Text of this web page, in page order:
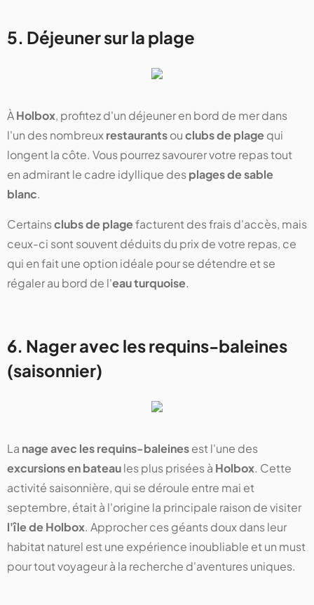
5. Déjeuner sur la plage
ÀHolbox, profitez d'un déjeuner en bord de mer dans
l'un des nombreuxrestaurantsouclubs de plagequi
longent la côte. Vous pourrez savourer votre repas tout
en admirant le cadre idyllique desplages de sable
blanc.
Certainsclubs de plagefacturent des frais d'accès, mais
ceux-ci sont souvent déduits du prix de votre repas, ce
qui en fait une option idéale pour se détendre et se
régaler au bord de l'eau turquoise.
6. Nager avec les requins-baleines
(saisonnier)
La nage avec les requins-baleinesest l'une des
excursions en bateaules plus prisées à Holbox. Cette
activité saisonnière, qui se déroule entre mai et
septembre, était à l'origine la principale raison de visiter
l'île de Holbox. Approcher ces géants doux dans leur
habitat naturel est une expérience inoubliable et un must
pour tout voyageur à la recherche d'aventures uniques.